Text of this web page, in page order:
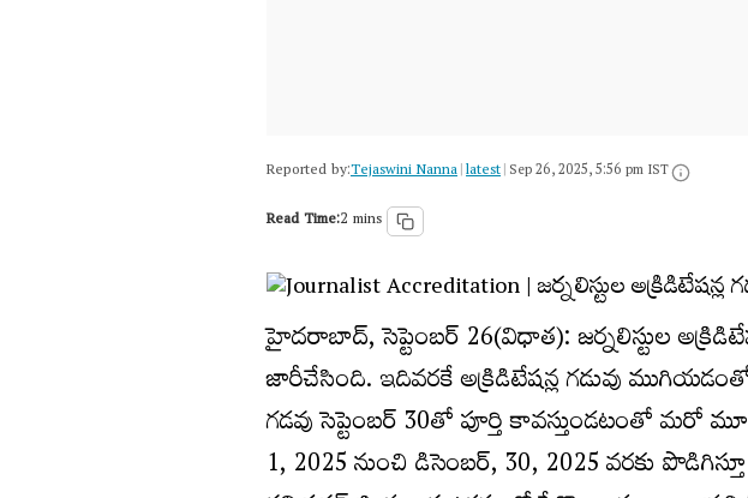
Reported by:Tejaswini Nanna|latest|Sep 26, 2025, 5:56 pm IST
Read Time:2 mins
హైదరాబాద్, సెప్టెంబర్ 26(విధాత): జర్నలిస్టుల
జారీచేసింది. ఇదివరకే అక్రిడిటేషన్ల గడువు
గడవు సెప్టెంబర్ 30తో పూర్తి కావస్తుండటంతో మరో
1, 2025 నుంచి డిసెంబర్, 30, 2025 వరకు